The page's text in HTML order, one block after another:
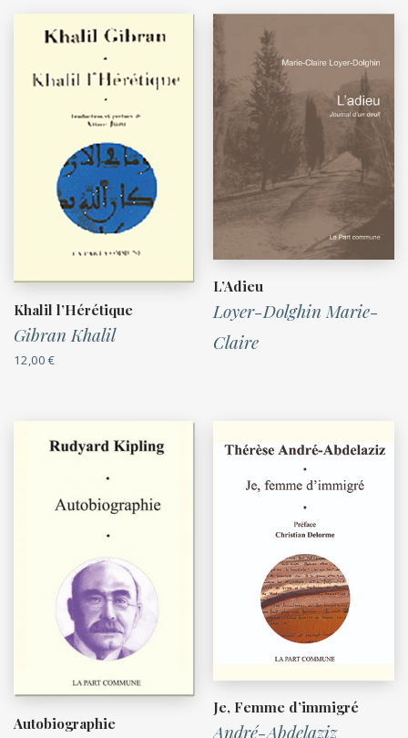
Khalil l’Hérétique
Gibran Khalil
12,00 €
L’Adieu
Loyer-Dolghin Marie-
Claire
Autobiographie
Je, Femme d’immigré
André-Abdelaziz